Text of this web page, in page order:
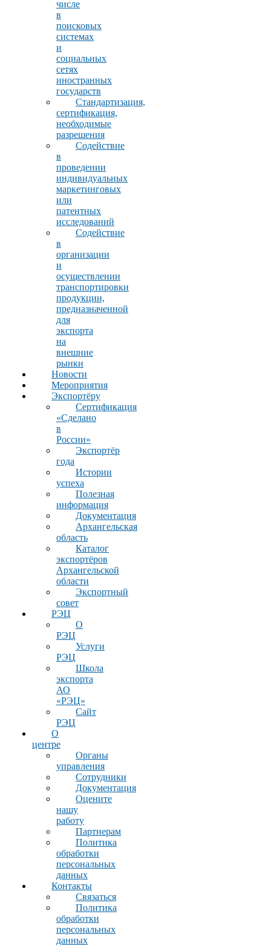
числе
в
поисковых
системах
и
социальных
сетях
иностранных
государств
Стандартизация,
сертификация,
необходимые
разрешения
Содействие
в
проведении
индивидуальных
маркетинговых
или
патентных
исследований
Содействие
в
организации
и
осуществлении
транспортировки
продукции,
предназначенной
для
экспорта
на
внешние
рынки
Новости
Мероприятия
Экспортёру
Сертификация
«Сделано
в
России»
Экспортёр
года
Истории
успеха
Полезная
информация
Документация
Архангельская
область
Каталог
экспортёров
Архангельской
области
Экспортный
совет
РЭЦ
О
РЭЦ
Услуги
РЭЦ
Школа
экспорта
АО
«РЭЦ»
Сайт
РЭЦ
О
центре
Органы
управления
Сотрудники
Документация
Оцените
нашу
работу
Партнерам
Политика
обработки
персональных
данных
Контакты
Связаться
Политика
обработки
персональных
данных